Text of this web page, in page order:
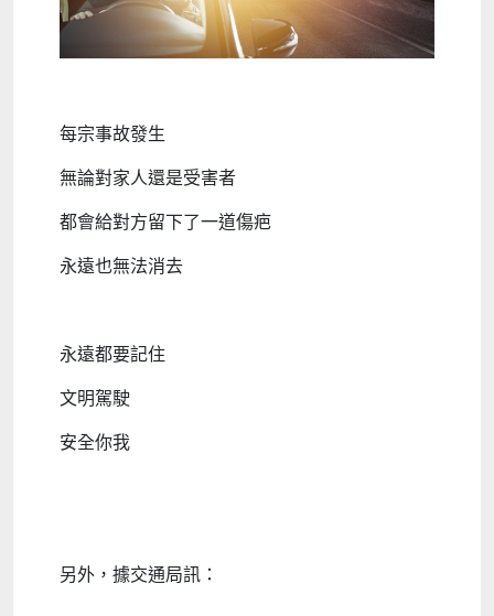
每宗事故發生
無論對家人還是受害者
都會給對方留下了一道傷疤
永遠也無法消去
永遠都要記住
文明駕駛
安全你我
另外，據交通局訊：